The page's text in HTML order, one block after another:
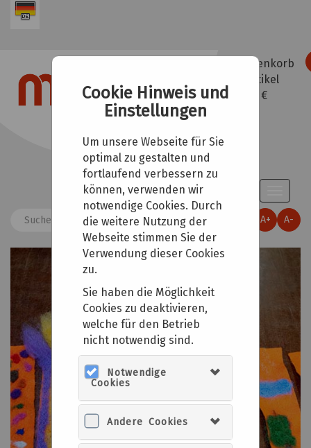
Cookie Hinweis und
Einstellungen
Um unsere Webseite für Sie
optimal zu gestalten und
fortlaufend verbessern zu
können, verwenden wir
notwendige Cookies. Durch
die weitere Nutzung der
Webseite stimmen Sie der
Verwendung dieser Cookies
zu.
Sie haben die Möglichkeit
Cookies zu deaktivieren,
welche für den Betrieb
nicht notwendig sind.
Notwendige
Cookies
Andere Cookies
Warenkorb
Artikel
0,00 €
A-
A+